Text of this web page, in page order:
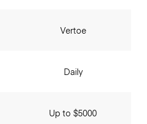
Vertoe
Daily
Up to $5000